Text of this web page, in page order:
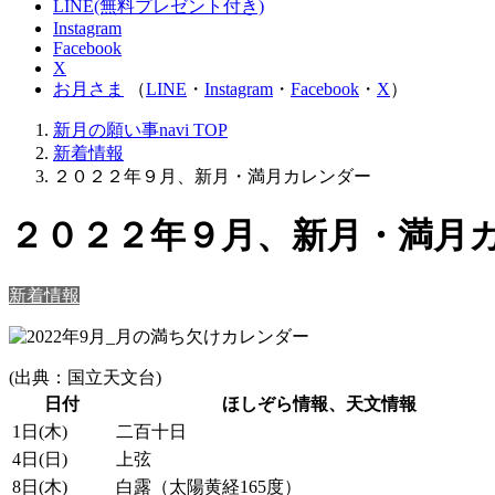
LINE(無料プレゼント付き)
Instagram
Facebook
X
お月さま
（LINE ・ Instagram ・ Facebook ・ X）
新月の願い事navi TOP
新着情報
２０２２年９月、新月・満月カレンダー
２０２２年９月、新月・満月
新着情報
(出典：国立天文台)
日付
ほしぞら情報、天文情報
1日(木)
二百十日
4日(日)
上弦
8日(木)
白露（太陽黄経165度）